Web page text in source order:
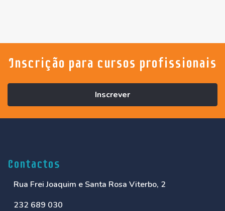
Inscrição para cursos profissionais
Inscrever
Contactos
Rua Frei Joaquim e Santa Rosa Viterbo, 2
232 689 030